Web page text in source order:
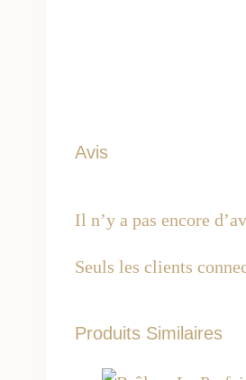
n
Avis
Il n’y a pas encore
Seuls les clients
Produits Similaires